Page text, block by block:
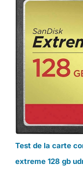
Test de la carte
extreme 128 gb